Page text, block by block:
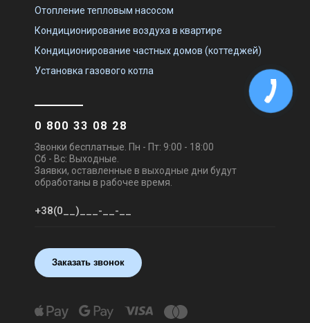
Отопление тепловым насосом
Кондиционирование воздуха в квартире
Кондиционирование частных домов (коттеджей)
Установка газового котла
0 800 33 08 28
Звонки бесплатные. Пн - Пт: 9:00 - 18:00
Сб - Вс: Выходные.
Заявки, оставленные в выходные дни будут
обработаны в рабочее время.
Заказать звонок